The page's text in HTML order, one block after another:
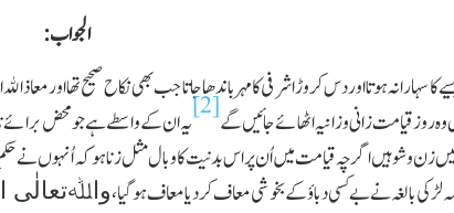
الجواب:
سہارا نہ ہوتا اور دس کروڑ اشرفی کا مہر باندھا جاتا جب بھی نکاح صحیح تھا اور
روز قیامت زانی وزانیہ اٹھائے جائیں گے[2]یہ ان کے واسطے ہے جو محض برائے
زن و شو ہیں اگر چہ قیامت میں اُن پر اس بدنیت کا وبال مثل زنا ہو کہ اُنہوں
لڑکی بالغہ نے بے کسی دباؤ کے بخوشی معاف کردیا معاف ہوگیا،واﷲتعالٰی